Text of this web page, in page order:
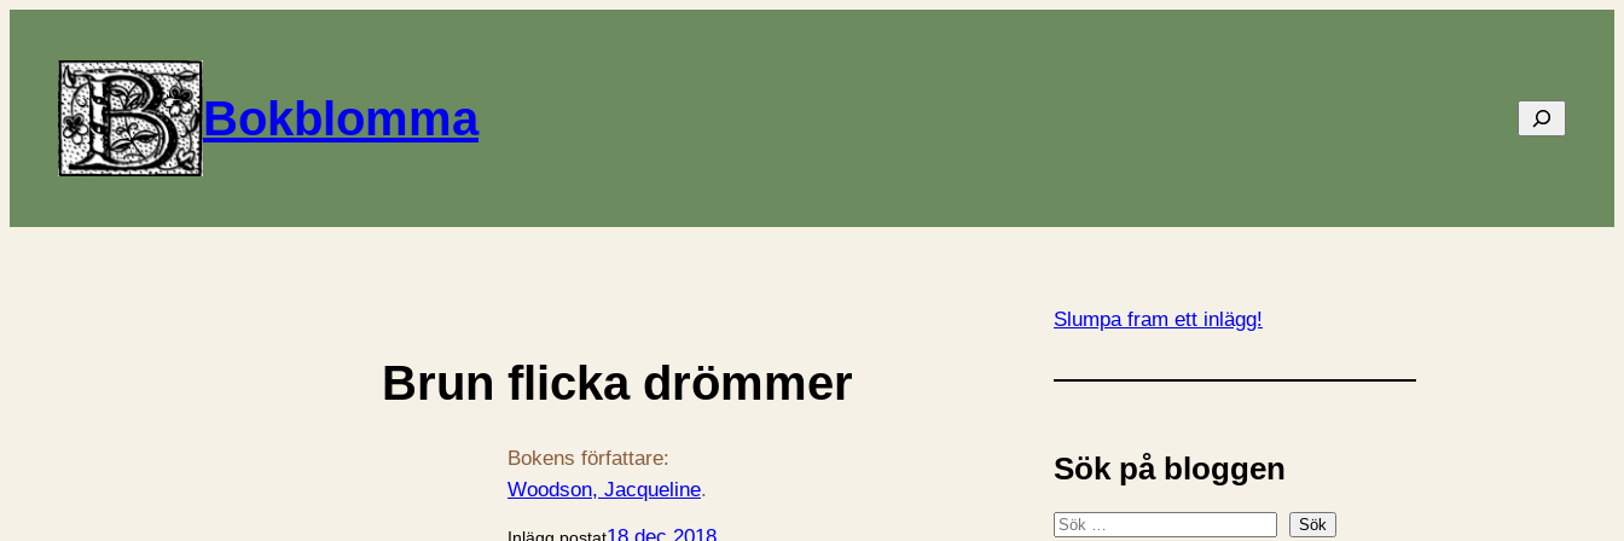
Bokblomma Sök
Brun flicka drömmer
Bokens författare:
Woodson, Jacqueline.
Inlägg postat18 dec 2018
Slumpa fram ett inlägg!
Sök på bloggen
S
Sök